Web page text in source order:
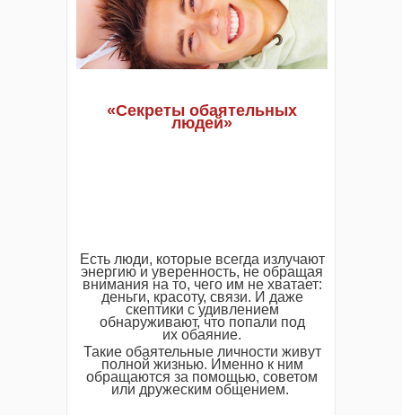
«Секреты обаятельных
людей»
Есть люди, которые всегда излучают
энергию и уверенность, не обращая
внимания на то, чего им не хватает:
деньги, красоту, связи. И даже
скептики с удивлением
обнаруживают, что попали под
их обаяние.
Такие обаятельные личности живут
полной жизнью. Именно к ним
обращаются за помощью, советом
или дружеским общением.